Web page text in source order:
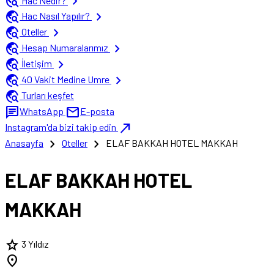
travel_explore Hac Nasıl Yapılır?
chevron_right
travel_explore Oteller chevron_right
travel_explore Hesap Numaralarımız
chevron_right
travel_explore İletişim
chevron_right
travel_explore 40 Vakit Medine Umre chevron_right
travel_explore Turları keşfet
chatWhatsApp mailE-posta
Instagram'da bizi takip edin north_east
Anasayfa chevron_right Oteller chevron_right ELAF BAKKAH HOTEL MAKKAH
ELAF BAKKAH HOTEL
MAKKAH
star 3 Yıldız
location_on